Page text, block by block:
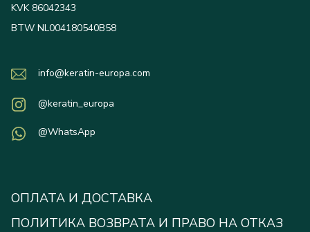
KVK 86042343
BTW NL004180540B58
info@keratin-europa.com
@keratin_europa
@WhatsApp
ОПЛАТА И ДОСТАВКА
ПОЛИТИКА ВОЗВРАТА И ПРАВО НА ОТКАЗ